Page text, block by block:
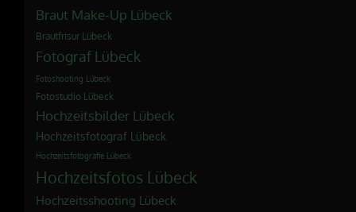
Braut Make-Up Lübeck
Brautfrisur Lübeck
Fotograf Lübeck
Fotoshooting Lübeck
Fotostudio Lübeck
Hochzeitsbilder Lübeck
Hochzeitsfotograf Lübeck
Hochzeitsfotografie Lübeck
Hochzeitsfotos Lübeck
Hochzeitsshooting Lübeck